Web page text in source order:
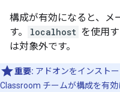
構成が有効になると、メ
す。
localhost を使用
は対象外です。
重要: アドオンをインスト
Classroom チームが構成を有